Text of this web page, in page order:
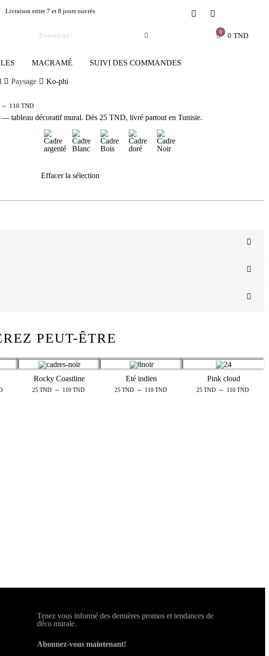
Livraison entre 7 et 8 jours ouvrés
0 0 TND
MACRAMÉ SUIVI DES COMMANDES
Paysage Ko-phi
– 110TND
tableau décoratif mural. Dès 25 TND, livré partout en Tunisie.
Effacer la sélection
PEUT-ÊTRE
Rocky Coastline
25TND – 110TND
Eté indien
25 TND – 110 TND
Pink cloud
25TND – 110TND
Tenez vous informé des dernières promos et tendances de
déco murale.
Abonnez-vous maintenant!